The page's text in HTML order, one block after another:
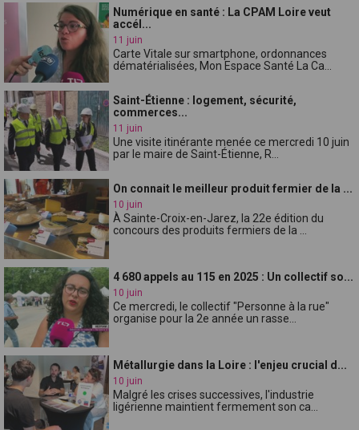
Numérique en santé : La CPAM Loire veut
accél...
11 juin
Carte Vitale sur smartphone, ordonnances
dématérialisées, Mon Espace Santé La Ca...
Saint-Étienne : logement, sécurité,
commerces...
11 juin
Une visite itinérante menée ce mercredi 10 juin
par le maire de Saint-Étienne, R...
On connait le meilleur produit fermier de la ...
10 juin
À Sainte-Croix-en-Jarez, la 22e édition du
concours des produits fermiers de la ...
4 680 appels au 115 en 2025 : Un collectif so...
10 juin
Ce mercredi, le collectif "Personne à la rue"
organise pour la 2e année un rasse...
Métallurgie dans la Loire : l'enjeu crucial d...
10 juin
Malgré les crises successives, l'industrie
ligérienne maintient fermement son ca...